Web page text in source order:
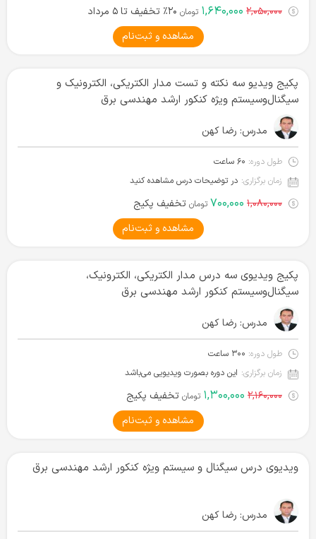
۲,۰۵۰,۰۰۰ ۱,۶۴۰,۰۰۰ تومان ۲۰٪ تخفیف تا ۵ مرداد
مشاهده و ثبت‌نام
پکیج ویدیو سه نکته و تست مدار الکتریکی، الکترونیک و
سیگنال‌وسیستم ویژه کنکور ارشد مهندسی برق
مدرس: رضا کهن
طول دوره: ۶۰ ساعت
زمان برگزاری: در توضیحات درس مشاهده کنید
۱,۰۸۰,۰۰۰ ۷۰۰,۰۰۰ تومان تخفیف پکیج
مشاهده و ثبت‌نام
پکیج ویدیوی سه درس مدار الکتریکی، الکترونیک،
سیگنال‌و‌سیستم کنکور ارشد مهندسی برق
مدرس: رضا کهن
طول دوره: ۳۰۰ ساعت
زمان برگزاری: این دوره بصورت ویدیویی می‌باشد
۲,۱۶۰,۰۰۰ ۱,۳۰۰,۰۰۰ تومان تخفیف پکیج
مشاهده و ثبت‌نام
ویدیوی درس سیگنال و سیستم ویژه کنکور ارشد مهندسی برق
مدرس: رضا کهن